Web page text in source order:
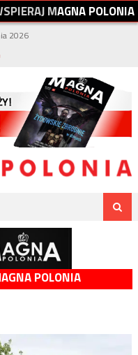
SPIERAJMAGNAPOLONIA
2026
POLONIA